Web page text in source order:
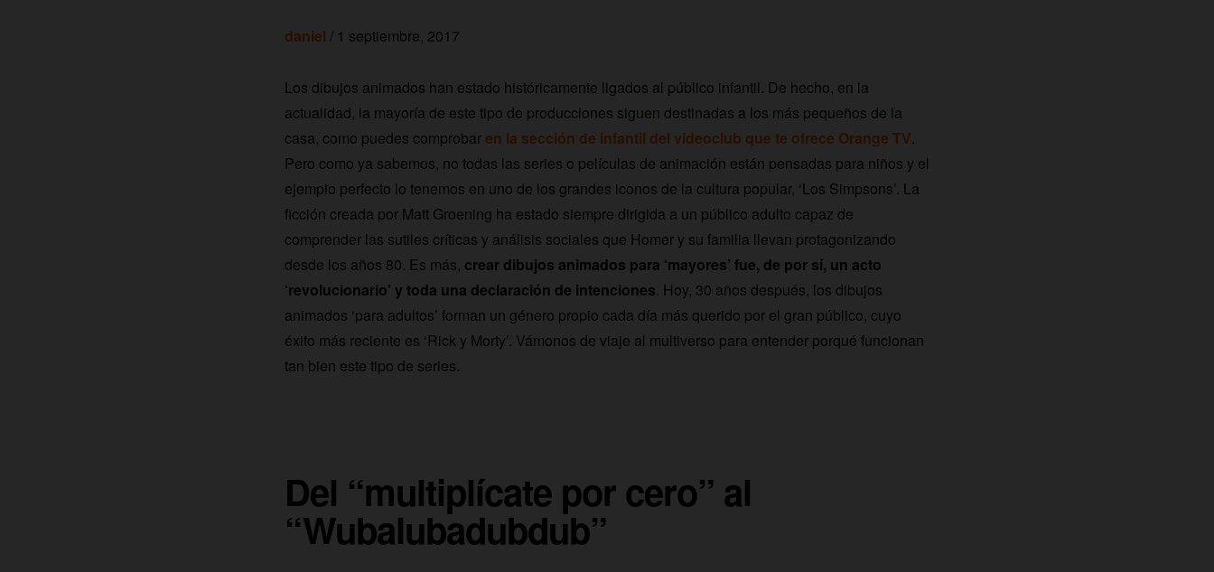
daniel / 1 septiembre, 2017
Los dibujos animados han estado históricamente ligados al público infantil. De hecho, en la
actualidad, la mayoría de este tipo de producciones siguen destinadas a los más pequeños de la
casa, como puedes comprobaren la sección de infantil del videoclub que te ofrece Orange TV.
Pero como ya sabemos, no todas las series o películas de animación están pensadas para niños y el
ejemplo perfecto lo tenemos en uno de los grandes iconos de la cultura popular, ‘Los Simpsons’. La
ficción creada por Matt Groening ha estado siempre dirigida a un público adulto capaz de
comprender las sutiles críticas y análisis sociales que Homer y su familia llevan protagonizando
desde los años 80. Es más, crear dibujos animados para ‘mayores’ fue, de por sí, un acto
‘revolucionario’ y toda una declaración de intenciones. Hoy, 30 años después, los dibujos
animados ‘para adultos’ forman un género propio cada día más querido por el gran público, cuyo
éxito más reciente es ‘Rick y Morty’. Vámonos de viaje al multiverso para entender porqué funcionan
tan bien este tipo de series.
Del “multiplícate por cero” al
“Wubalubadubdub”